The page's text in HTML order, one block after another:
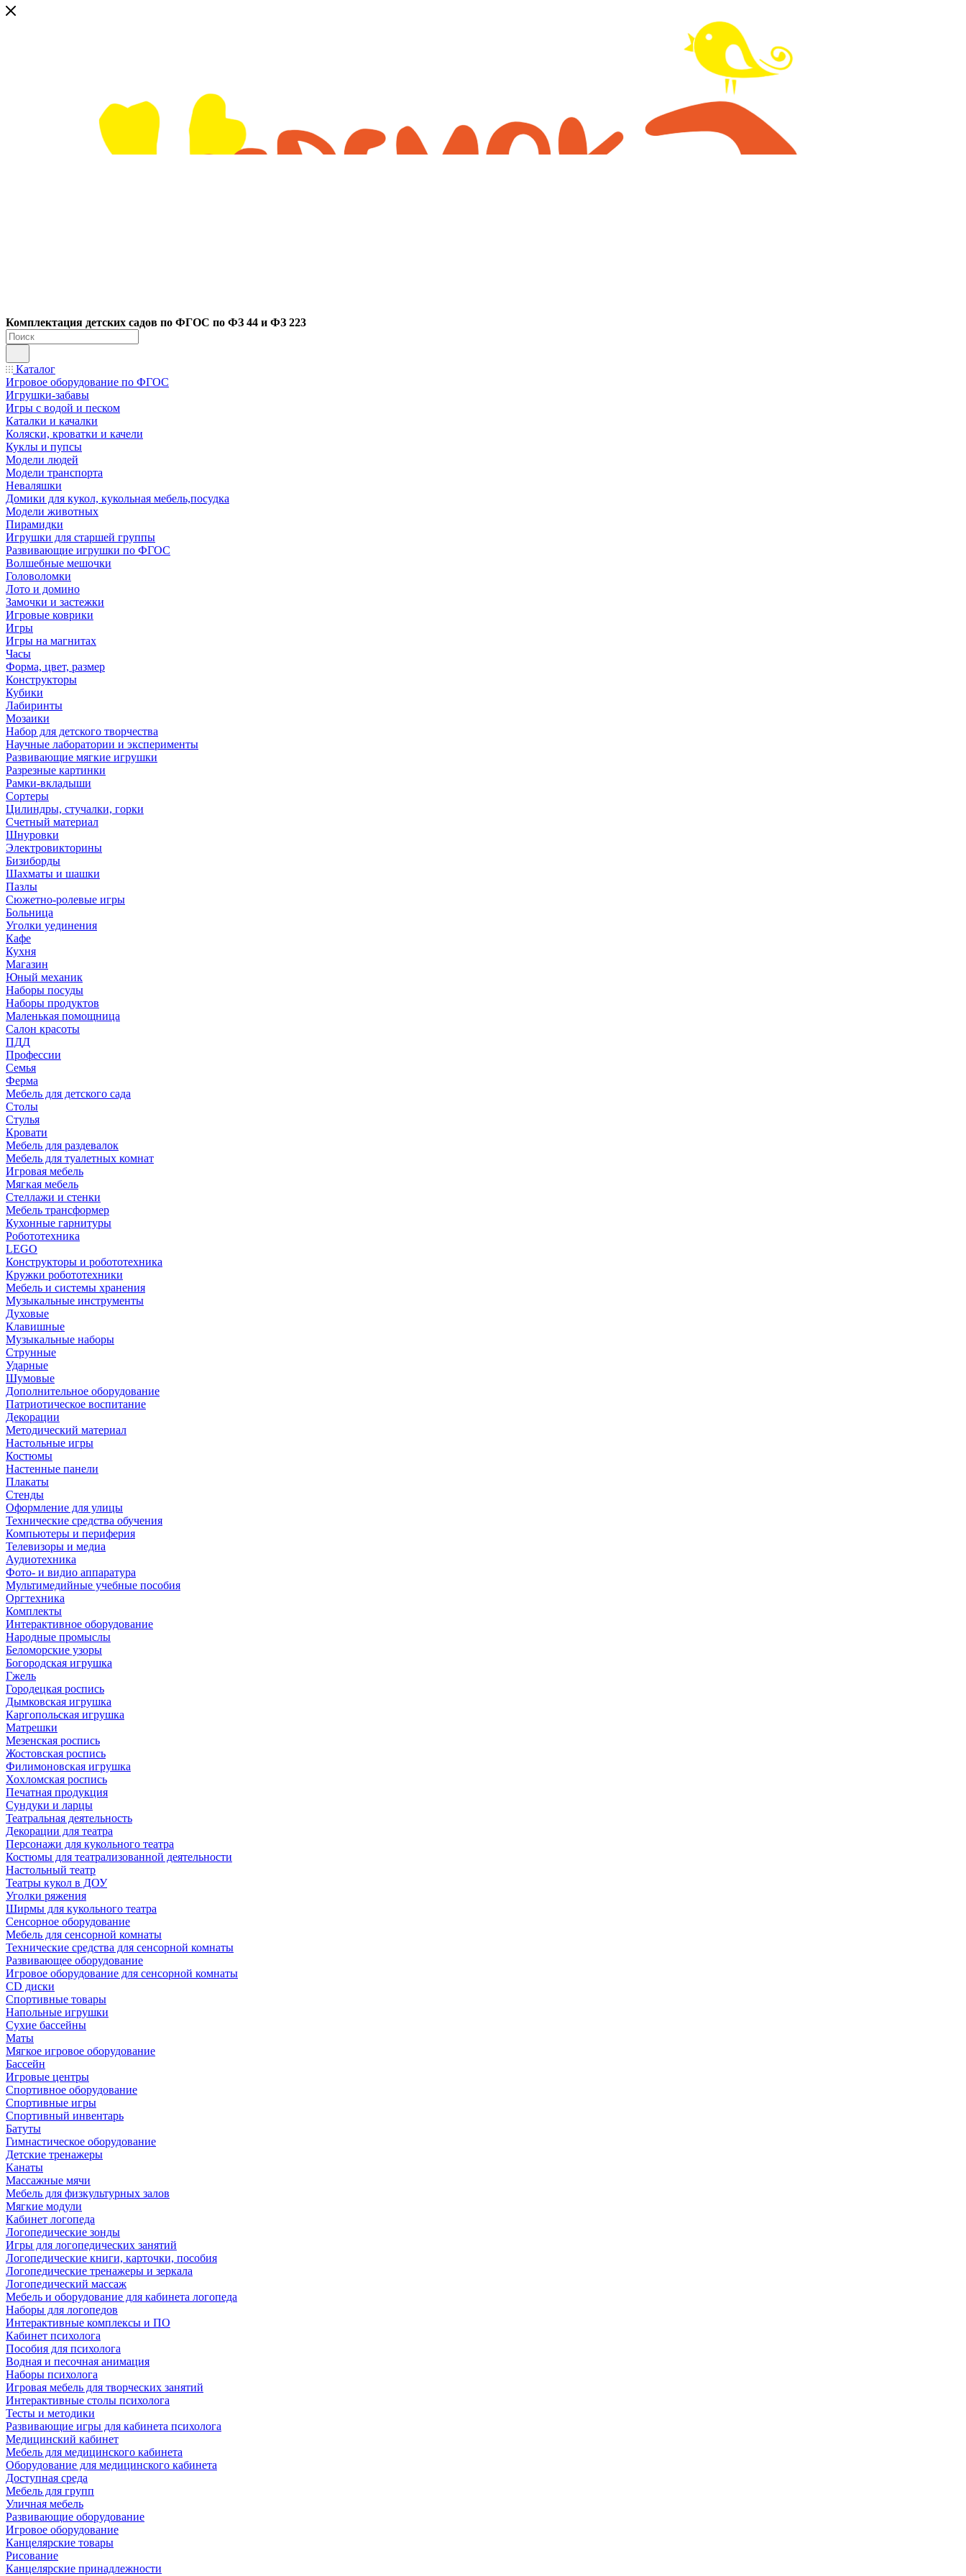
Комплектация детских садов по ФГОC по ФЗ 44 и ФЗ 223
Каталог
Игровое оборудование по ФГОС
Игрушки-забавы
Игры с водой и песком
Каталки и качалки
Коляски, кроватки и качели
Куклы и пупсы
Модели людей
Модели транспорта
Неваляшки
Домики для кукол, кукольная мебель,посудка
Модели животных
Пирамидки
Игрушки для старшей группы
Развивающие игрушки по ФГОС
Волшебные мешочки
Головоломки
Лото и домино
Замочки и застежки
Игровые коврики
Игры
Игры на магнитах
Часы
Форма, цвет, размер
Конструкторы
Кубики
Лабиринты
Мозаики
Набор для детского творчества
Научные лаборатории и эксперименты
Развивающие мягкие игрушки
Разрезные картинки
Рамки-вкладыши
Сортеры
Цилиндры, стучалки, горки
Счетный материал
Шнуровки
Электровикторины
Бизиборды
Шахматы и шашки
Пазлы
Сюжетно-ролевые игры
Больница
Уголки уединения
Кафе
Кухня
Магазин
Юный механик
Наборы посуды
Наборы продуктов
Маленькая помощница
Салон красоты
ПДД
Профессии
Семья
Ферма
Мебель для детского сада
Столы
Cтулья
Кровати
Мебель для раздевалок
Мебель для туалетных комнат
Игровая мебель
Мягкая мебель
Стеллажи и стенки
Мебель трансформер
Кухонные гарнитуры
Робототехника
LEGO
Конструкторы и робототехника
Кружки робототехники
Мебель и системы хранения
Музыкальные инструменты
Духовые
Клавишные
Музыкальные наборы
Струнные
Ударные
Шумовые
Дополнительное оборудование
Патриотическое воспитание
Декорации
Методический материал
Настольные игры
Костюмы
Настенные панели
Плакаты
Стенды
Оформление для улицы
Технические средства обучения
Компьютеры и периферия
Телевизоры и медиа
Аудиотехника
Фото- и видио аппаратура
Мультимедийные учебные пособия
Оргтехника
Комплекты
Интерактивное оборудование
Народные промыслы
Беломорские узоры
Богородская игрушка
Гжель
Городецкая роспись
Дымковская игрушка
Каргопольская игрушка
Матрешки
Мезенская роспись
Жостовская роспись
Филимоновская игрушка
Хохломская роспись
Печатная продукция
Сундуки и ларцы
Театральная деятельность
Декорации для театра
Персонажи для кукольного театра
Костюмы для театрализованной деятельности
Настольный театр
Театры кукол в ДОУ
Уголки ряжения
Ширмы для кукольного театра
Сенсорное оборудование
Мебель для сенсорной комнаты
Технические средства для сенсорной комнаты
Развивающее оборудование
Игровое оборудование для сенсорной комнаты
CD диски
Спортивные товары
Напольные игрушки
Сухие бассейны
Маты
Мягкое игровое оборудование
Бассейн
Игровые центры
Спортивное оборудование
Спортивные игры
Спортивный инвентарь
Батуты
Гимнастическое оборудование
Детские тренажеры
Канаты
Массажные мячи
Мебель для физкультурных залов
Мягкие модули
Кабинет логопеда
Логопедические зонды
Игры для логопедических занятий
Логопедические книги, карточки, пособия
Логопедические тренажеры и зеркала
Логопедический массаж
Мебель и оборудование для кабинета логопеда
Наборы для логопедов
Интерактивные комплексы и ПО
Кабинет психолога
Пособия для психолога
Водная и песочная анимация
Наборы психолога
Игровая мебель для творческих занятий
Интерактивные столы психолога
Тесты и методики
Развивающие игры для кабинета психолога
Медицинский кабинет
Мебель для медицинского кабинета
Оборудование для медицинского кабинета
Доступная среда
Мебель для групп
Уличная мебель
Развивающие оборудование
Игровое оборудование
Канцелярские товары
Рисование
Канцелярские принадлежности